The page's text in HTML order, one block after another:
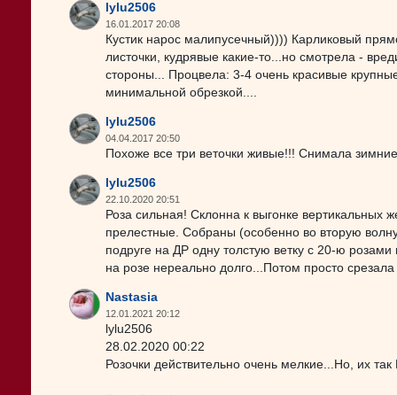
lylu2506
16.01.2017 20:08
Кустик нарос малипусечный)))) Карликовый
листочки, кудрявые какие-то...но смотрела -
стороны... Процвела: 3-4 очень красивые
минимальной обрезкой....
lylu2506
04.04.2017 20:50
Похоже все три веточки живые!!! Снимала
lylu2506
22.10.2020 20:51
Роза сильная! Склонна к выгонке вертикальных
прелестные. Собраны (особенно во вторую
подруге на ДР одну толстую ветку с 20-ю
на розе нереально долго...Потом просто
Nastasia
12.01.2021 20:12
lylu2506
28.02.2020 00:22
Розочки действительно очень мелкие...Но, их